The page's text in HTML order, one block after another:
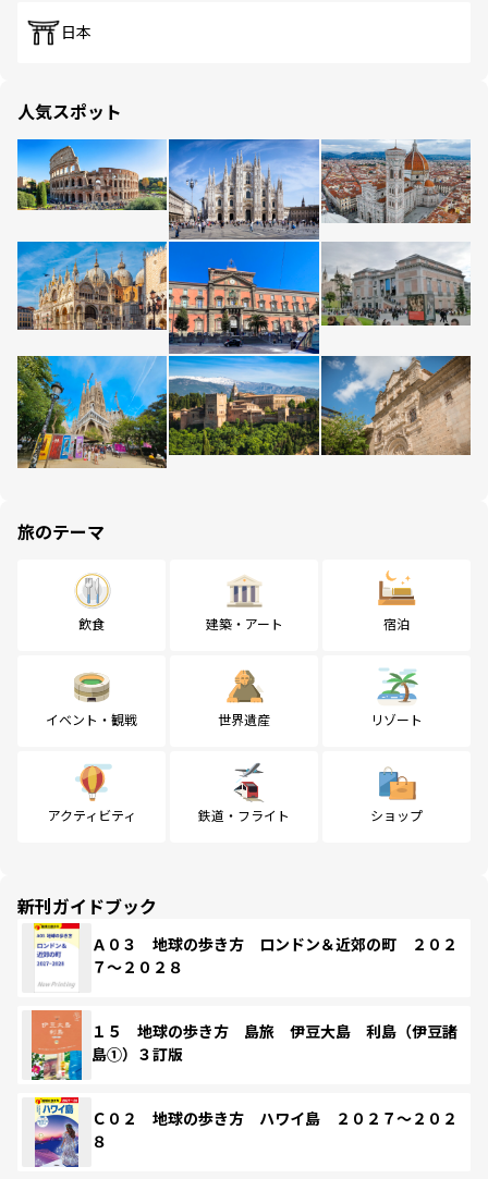
日本
人気スポット
旅のテーマ
飲食 建築・アート 宿泊
イベント・観戦 世界遺産 リゾート
アクティビティ 鉄道・フライト ショップ
新刊ガイドブック
Ａ０３ 地球の歩き方 ロンドン＆近郊の町 ２０２
７～２０２８
１５ 地球の歩き方 島旅 伊豆大島 利島（伊豆諸
島①）３訂版
Ｃ０２ 地球の歩き方 ハワイ島 ２０２７～２０２
８